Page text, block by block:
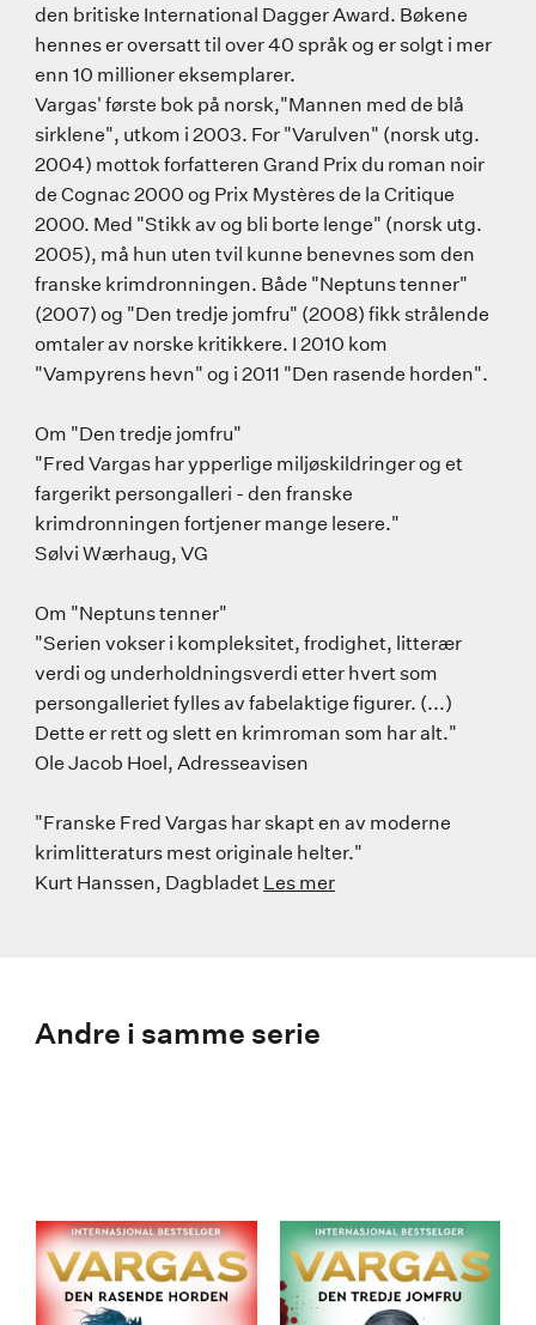
den britiske International Dagger Award. Bøkene
hennes er oversatt til over 40 språk og er solgt i mer
enn 10 millioner eksemplarer.
Vargas' første bok på norsk,"Mannen med de blå
sirklene", utkom i 2003. For "Varulven" (norsk utg.
2004) mottok forfatteren Grand Prix du roman noir
de Cognac 2000 og Prix Mystères de la Critique
2000. Med "Stikk av og bli borte lenge" (norsk utg.
2005), må hun uten tvil kunne benevnes som den
franske krimdronningen. Både "Neptuns tenner"
(2007) og "Den tredje jomfru" (2008) fikk strålende
omtaler av norske kritikkere. I 2010 kom
"Vampyrens hevn" og i 2011 "Den rasende horden".
Om "Den tredje jomfru"
"Fred Vargas har ypperlige miljøskildringer og et
fargerikt persongalleri - den franske
krimdronningen fortjener mange lesere."
Sølvi Wærhaug, VG
Om "Neptuns tenner"
"Serien vokser i kompleksitet, frodighet, litterær
verdi og underholdningsverdi etter hvert som
persongalleriet fylles av fabelaktige figurer. (...)
Dette er rett og slett en krimroman som har alt."
Ole Jacob Hoel, Adresseavisen
"Franske Fred Vargas har skapt en av moderne
krimlitteraturs mest originale helter."
Kurt Hanssen, Dagbladet Les mer
Andre i samme serie